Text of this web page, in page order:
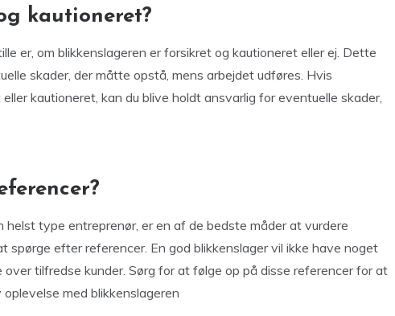
kautioneret?
er, om blikkenslageren er forsikret og kautioneret eller ej. Dette
skader, der måtte opstå, mens arbejdet udføres. Hvis
kautioneret, kan du blive holdt ansvarlig for eventuelle skader,
type entreprenør, er en af de bedste måder at vurdere
spørge efter referencer. En god blikkenslager vil ikke have noget
over tilfredse kunder. Sørg for at følge op på disse referencer for at
med blikkenslageren